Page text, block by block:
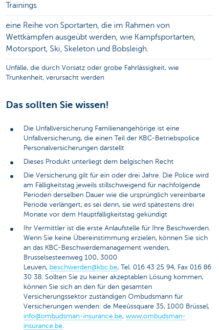
Trainings
eine Reihe von Sportarten, die im Rahmen von
Wettkämpfen ausgeübt werden, wie Kampfsportarten,
Motorsport, Ski, Skeleton und Bobsleigh.
Unfälle, die durch Vorsatz oder grobe Fahrlässigkeit, wie
Trunkenheit, verursacht werden
Das sollten Sie wissen!
Die Unfallversicherung Familienangehörige ist eine
Unfallversicherung, die einen Teil der KBC-Betriebspolice
Personalversicherungen darstellt
Dieses Produkt unterliegt dem belgischen Recht
Die Versicherung gilt für ein oder drei Jahre. Die Police wird
am Fälligkeitstag jeweils stillschweigend für nachfolgende
Perioden derselben Dauer wie die ursprünglich vereinbarte
Periode verlängert, es sei denn, sie wird spätestens drei
Monate vor dem Hauptfälligkeitstag gekündigt
Ihr Vermittler ist die erste Anlaufstelle für Ihre Beschwerden.
Wenn Sie keine Übereinstimmung erzielen, können Sie sich
an das KBC-Beschwerdemanagement wenden,
Brusselsesteenweg 100, 3000
Leuven, beschwerden@kbc.be, Tel. 016 43 25 94, Fax 016 86
30 38. Sollten Sie zu keiner akzeptablen Lösung kommen,
können Sie sich an den für den gesamten
Versicherungssektor zuständigen Ombudsmann für
Versicherungen wenden: de Meeûssquare 35, 1000 Brüssel,
info@ombudsman-insurance.be, www.ombudsman-
insurance.be.